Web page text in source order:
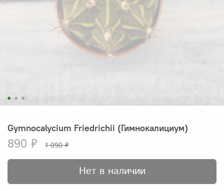
Gymnocalycium Friedrichii (Гимнокалициум)
890 ₽ 1 090 ₽
Нет в наличии